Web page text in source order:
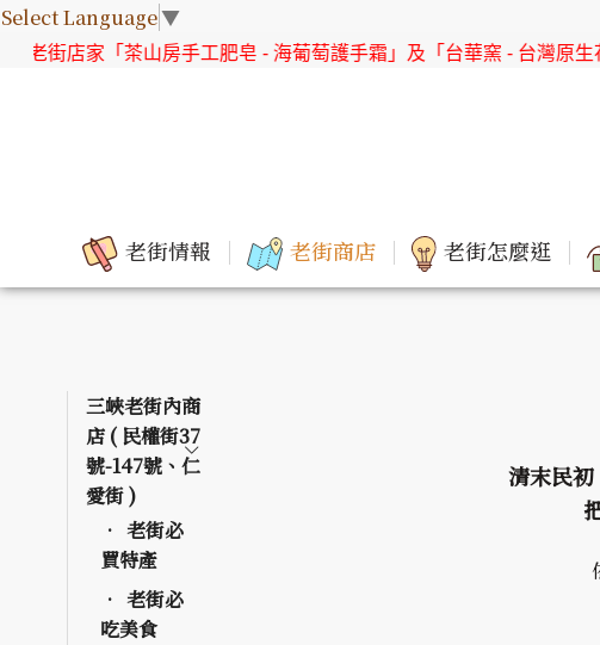
Select Language▼
茶山房手工肥皂 - 海葡萄護手霜」及「台華窯 - 台灣原生花系列 直
老街情報 老街商店 老街怎麼逛
三峽老街內商
店 ( 民權街37
號-147號、仁
愛街 )
老街必
買特產
老街必
吃美食
清末民